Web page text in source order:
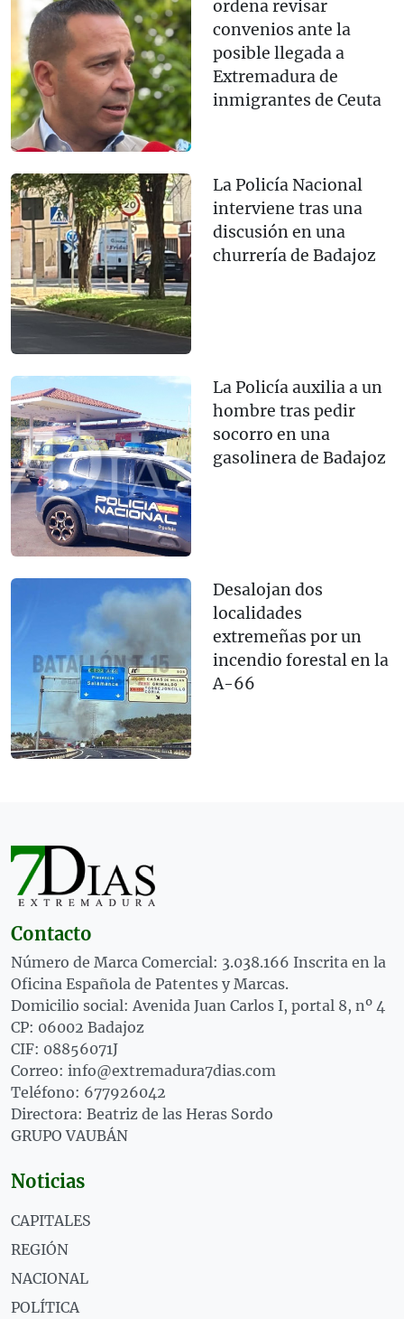
ordena revisar
convenios ante la
posible llegada a
Extremadura de
inmigrantes de Ceuta
La Policía Nacional
interviene tras una
discusión en una
churrería de Badajoz
La Policía auxilia a un
hombre tras pedir
socorro en una
gasolinera de Badajoz
Desalojan dos
localidades
extremeñas por un
incendio forestal en la
A-66
Contacto
Número de Marca Comercial: 3.038.166 Inscrita en la
Oficina Española de Patentes y Marcas.
Domicilio social: Avenida Juan Carlos I, portal 8, nº 4
CP: 06002 Badajoz
CIF: 08856071J
Correo: info@extremadura7dias.com
Teléfono: 677926042
Directora: Beatriz de las Heras Sordo
GRUPO VAUBÁN
Noticias
CAPITALES
REGIÓN
NACIONAL
POLÍTICA